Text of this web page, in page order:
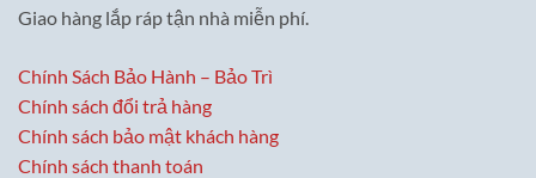
Giao hàng lắp ráp tận nhà miễn phí.
Chính Sách Bảo Hành – Bảo Trì
Chính sách đổi trả hàng
Chính sách bảo mật khách hàng
Chính sách thanh toán